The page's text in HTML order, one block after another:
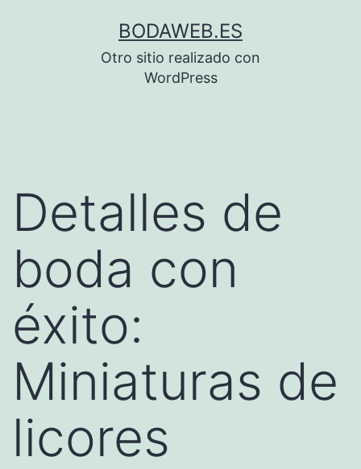
BODAWEB.ES
Otro sitio realizado con
WordPress
Detalles de
boda con
éxito:
Miniaturas de
licores